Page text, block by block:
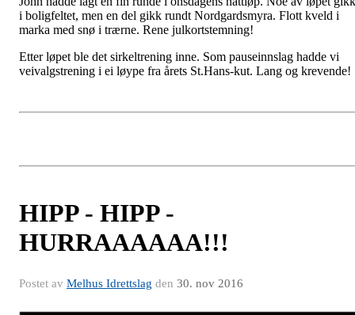
i boligfeltet, men en del gikk rundt Nordgardsmyra. Flott kveld i
marka med snø i trærne. Rene julkortstemning!
Etter løpet ble det sirkeltrening inne. Som pauseinnslag hadde vi
veivalgstrening i ei løype fra årets St.Hans-kut. Lang og krevende!
HIPP - HIPP -
HURRAAAAAA!!!
Postet av Melhus Idrettslag den 30. nov 2016